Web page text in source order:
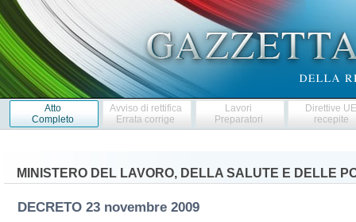
Atto
Completo
Avviso di rettifica
Errata corrige
Lavori
Preparatori
Direttive
recepite
MINISTERO DEL LAVORO, DELLA SALUTE E DELLE
DECRETO 23 novembre 2009